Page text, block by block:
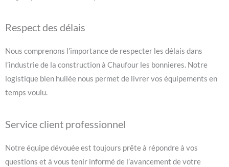
Respect des délais
Nous comprenons l’importance de respecter les délais dans
l’industrie de la construction à Chaufour les bonnieres. Notre
logistique bien huilée nous permet de livrer vos équipements en
temps voulu.
Service client professionnel
Notre équipe dévouée est toujours prête à répondre à vos
questions et à vous tenir informé de l’avancement de votre